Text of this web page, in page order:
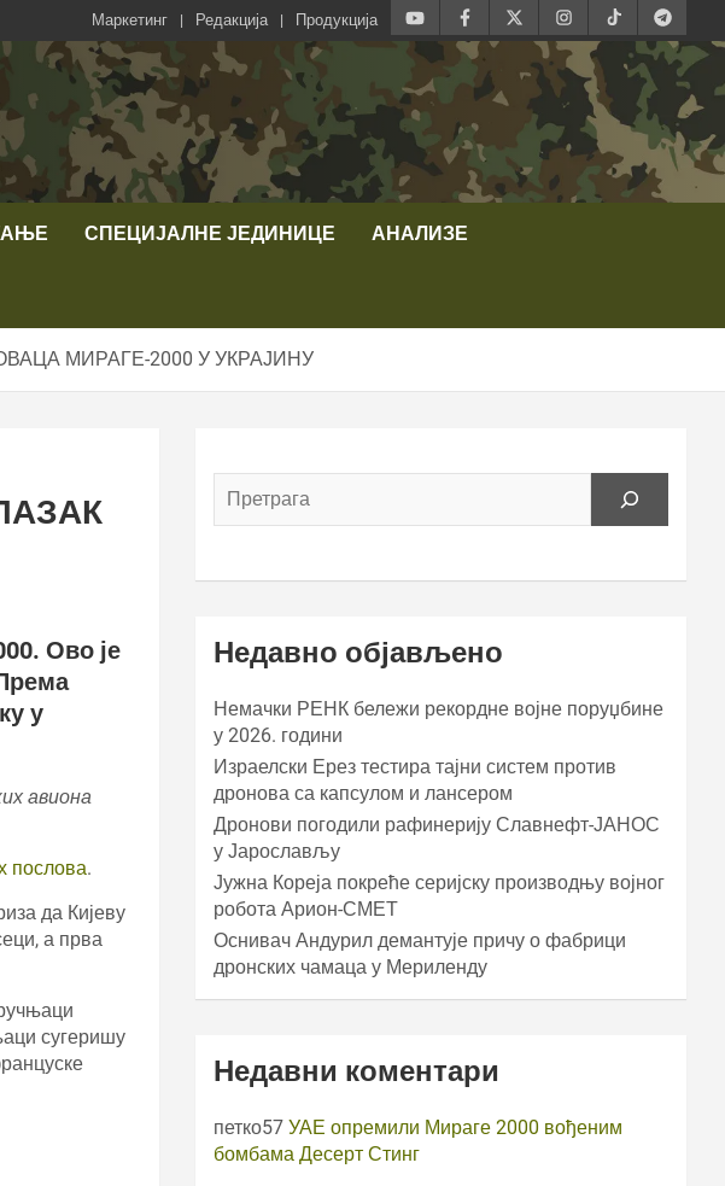
Маркетинг Редакција Продукција
СПЕЦИЈАЛНЕ ЈЕДИНИЦЕ АНАЛИЗЕ
МИРАГЕ-2000 У УКРАЈИНУ
Ово је
у
авиона
послова.
да Кијеву
а прва
сугеришу
Недавно објављено
Немачки РЕНК бележи рекордне војне поруџбине
у 2026. години
Израелски Ерез тестира тајни систем против
дронова са капсулом и лансером
Дронови погодили рафинерију Славнефт-ЈАНОС
у Јарослављу
Јужна Кореја покреће серијску производњу војног
робота Арион-СМЕТ
Оснивач Андурил демантује причу о фабрици
дронских чамаца у Мериленду
Недавни коментари
петко57 УАЕ опремили Мираге 2000 вођеним
бомбама Десерт Стинг